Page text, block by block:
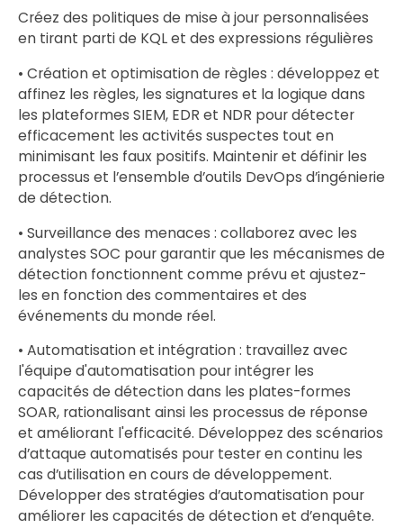
Créez des politiques de mise à jour personnalisées
en tirant parti de KQL et des expressions régulières
• Création et optimisation de règles : développez et
affinez les règles, les signatures et la logique dans
les plateformes SIEM, EDR et NDR pour détecter
efficacement les activités suspectes tout en
minimisant les faux positifs. Maintenir et définir les
processus et l’ensemble d’outils DevOps d’ingénierie
de détection.
• Surveillance des menaces : collaborez avec les
analystes SOC pour garantir que les mécanismes de
détection fonctionnent comme prévu et ajustez-
les en fonction des commentaires et des
événements du monde réel.
• Automatisation et intégration : travaillez avec
l'équipe d'automatisation pour intégrer les
capacités de détection dans les plates-formes
SOAR, rationalisant ainsi les processus de réponse
et améliorant l'efficacité. Développez des scénarios
d’attaque automatisés pour tester en continu les
cas d’utilisation en cours de développement.
Développer des stratégies d’automatisation pour
améliorer les capacités de détection et d’enquête.